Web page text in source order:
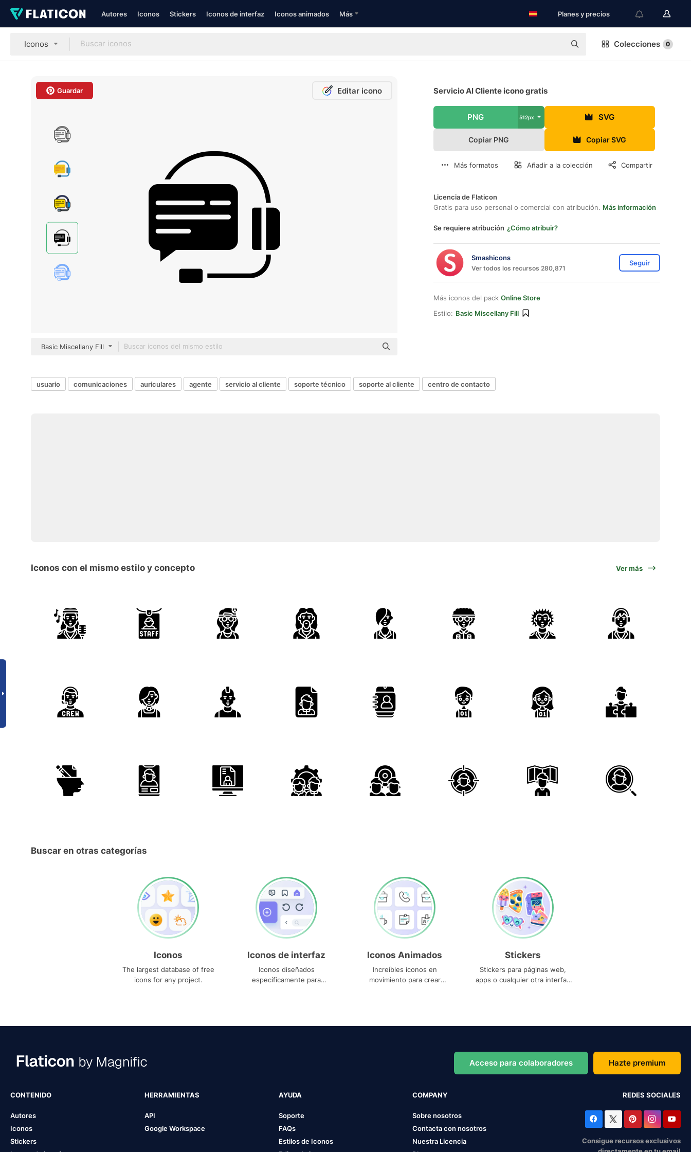
Autores Iconos Stickers Iconos de interfaz Iconos animados Más Planes y precios
Iconos Colecciones 0
Guardar Editar icono
Basic Miscellany Fill
Servicio Al Cliente icono gratis
PNG 512px SVG
Copiar PNG Copiar SVG
Más formatos Añadir a la colección Compartir
Licencia de Flaticon
Gratis para uso personal o comercial con atribución. Más información
Se requiere atribución ¿Cómo atribuir?
Smashicons
Ver todos los recursos 280,871
Seguir
Más iconos del pack Online Store
Estilo: Basic Miscellany Fill
usuario comunicaciones auriculares agente servicio al cliente soporte técnico soporte al cliente centro de contacto
Iconos con el mismo estilo y concepto Ver más
Buscar en otras categorías
Iconos
The largest database of free
icons for any project.
Iconos de interfaz
Iconos diseñados
específicamente para
Iconos Animados
Increíbles iconos en
movimiento para crear
Stickers
Stickers para páginas web,
apps o cualquier otra interfaz
Acceso para colaboradores Hazte premium
CONTENIDO
Autores
Iconos
Stickers
HERRAMIENTAS
API
Google Workspace
AYUDA
Soporte
FAQs
Estilos de Iconos
COMPANY
Sobre nosotros
Contacta con nosotros
Nuestra Licencia
REDES SOCIALES
Consigue recursos exclusivos